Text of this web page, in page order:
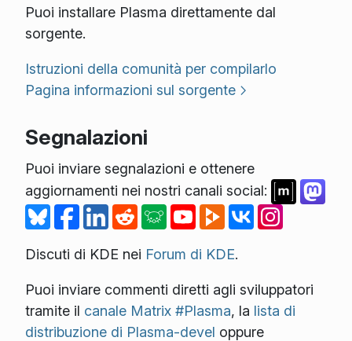
Puoi installare Plasma direttamente dal
sorgente.
Istruzioni della comunità per compilarlo
Pagina informazioni sul sorgente
Segnalazioni
Puoi inviare segnalazioni e ottenere
aggiornamenti nei nostri canali social:
Discuti di KDE nei Forum di KDE.
Puoi inviare commenti diretti agli sviluppatori
tramite il canale Matrix #Plasma, la lista di
distribuzione di Plasma-devel oppure